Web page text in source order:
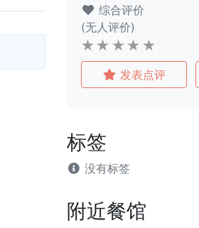
综合评价
(无人评价)
发表点评
标签
没有标签
附近餐馆